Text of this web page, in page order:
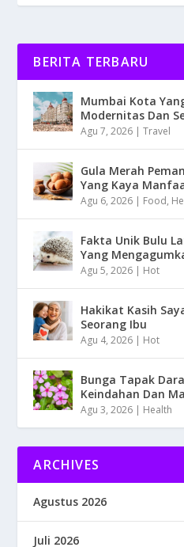
BERITA TERBARU
Mumbai Kota
Modernitas Dan
Agu 7, 2026 |Travel
Gula Merah
Yang Kaya
Agu 6, 2026 | Food,
Fakta Unik Bulu
Yang
Agu 5, 2026 | Hot
Hakikat Kasih
Seorang Ibu
Agu 4, 2026 | Hot
Bunga Tapak
Keindahan Dan
Agu 3, 2026 | Health
ARCHIVES
Agustus 2026
Juli 2026